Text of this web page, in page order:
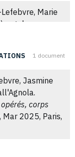
Marie
et de
Congrès de
, Jul
soldat, sans
dans
1 document
Jasmine
corps
, Mar 2025, Paris,